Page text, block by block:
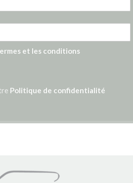
et les conditions
Politique de confidentialité